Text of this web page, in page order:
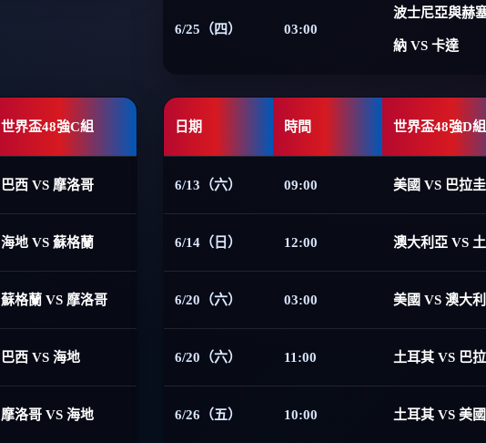
6/25（四） 03:00
波士尼亞與赫
納 VS 卡達
世界盃48強C組
巴西 VS 摩洛哥
海地 VS 蘇格蘭
蘇格蘭 VS 摩洛哥
巴西 VS 海地
摩洛哥 VS 海地
日期 時間 世界盃48強D組
6/13（六） 09:00 美國 VS 巴拉圭
6/14（日） 12:00 澳大利亞 VS
6/20（六） 03:00 美國 VS 澳大
6/20（六） 11:00 土耳其 VS 巴
6/26（五） 10:00 土耳其 VS 美國